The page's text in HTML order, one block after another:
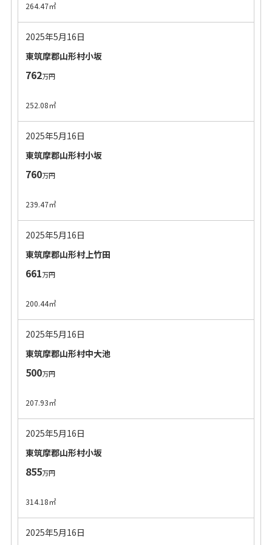
264.47㎡
2025年5月16日
東筑摩郡山形村小坂
762万円
252.08㎡
2025年5月16日
東筑摩郡山形村小坂
760万円
239.47㎡
2025年5月16日
東筑摩郡山形村上竹田
661万円
200.44㎡
2025年5月16日
東筑摩郡山形村中大池
500万円
207.93㎡
2025年5月16日
東筑摩郡山形村小坂
855万円
314.18㎡
2025年5月16日